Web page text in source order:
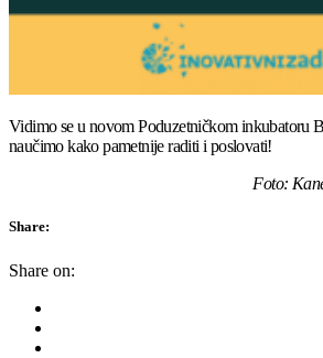
Vidimo se u novom Poduzetničkom inkubatoru
naučimo kako pametnije raditi i poslovati!
Foto:
Share:
Share on: